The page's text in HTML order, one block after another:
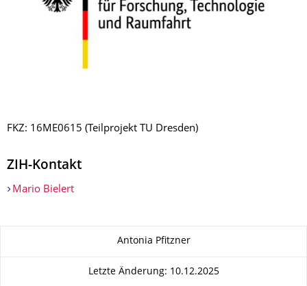
FKZ: 16ME0615 (Teilprojekt TU Dresden)
ZIH-Kontakt
Mario Bielert
Antonia Pfitzner
Letzte Änderung: 10.12.2025